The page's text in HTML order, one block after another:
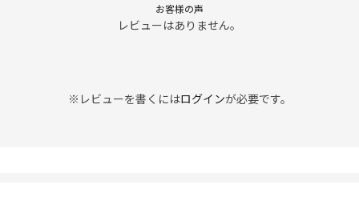
お客様の声
レビューはありません。
※レビューを書くにはログインが必要です。